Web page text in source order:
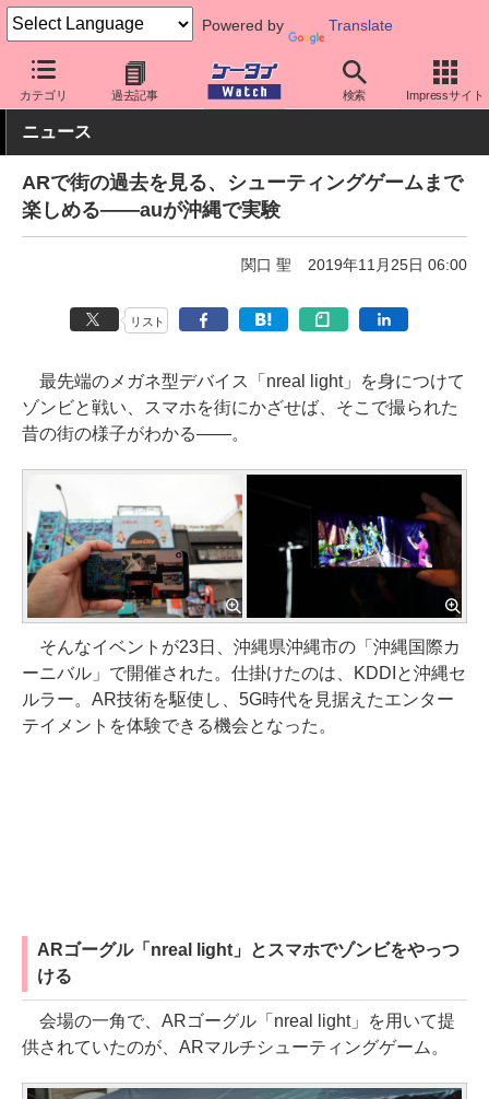
Powered by Translate
カテゴリ 過去記事 検索 Impressサイト
ケータイ Watch キャリア au アプリ・サービス
ニュース
ARで街の過去を見る、シューティングゲームまで
楽しめる――auが沖縄で実験
関口 聖 2019年11月25日 06:00
リスト
最先端のメガネ型デバイス「nreal light」を身につけて
ゾンビと戦い、スマホを街にかざせば、そこで撮られた
昔の街の様子がわかる――。
そんなイベントが23日、沖縄県沖縄市の「沖縄国際カ
ーニバル」で開催された。仕掛けたのは、KDDIと沖縄セ
ルラー。AR技術を駆使し、5G時代を見据えたエンター
テイメントを体験できる機会となった。
ARゴーグル「nreal light」とスマホでゾンビをやっつ
ける
会場の一角で、ARゴーグル「nreal light」を用いて提
供されていたのが、ARマルチシューティングゲーム。